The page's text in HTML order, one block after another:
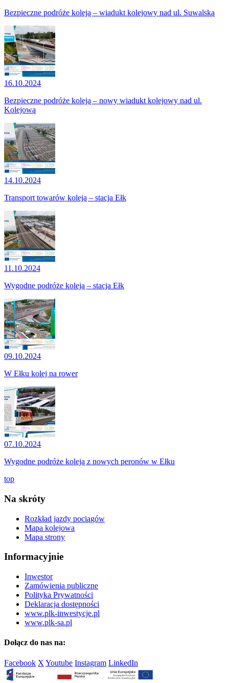
Bezpieczne podróże koleją – wiadukt kolejowy nad ul. Suwalską
16.10.2024
Bezpieczne podróże koleją – nowy wiadukt kolejowy nad ul.
Kolejową
14.10.2024
Transport towarów koleją – stacja Ełk
11.10.2024
Wygodne podróże koleją – stacja Ełk
09.10.2024
W Ełku kolej na rower
07.10.2024
Wygodne podróże koleją z nowych peronów w Ełku
top
Na skróty
Rozkład jazdy pociągów
Mapa kolejowa
Mapa strony
Informacyjnie
Inwestor
Zamówienia publiczne
Polityka Prywatności
Deklaracja dostępności
www.plk-inwestycje.pl
www.plk-sa.pl
Dołącz do nas na:
Facebook X Youtube Instagram LinkedIn